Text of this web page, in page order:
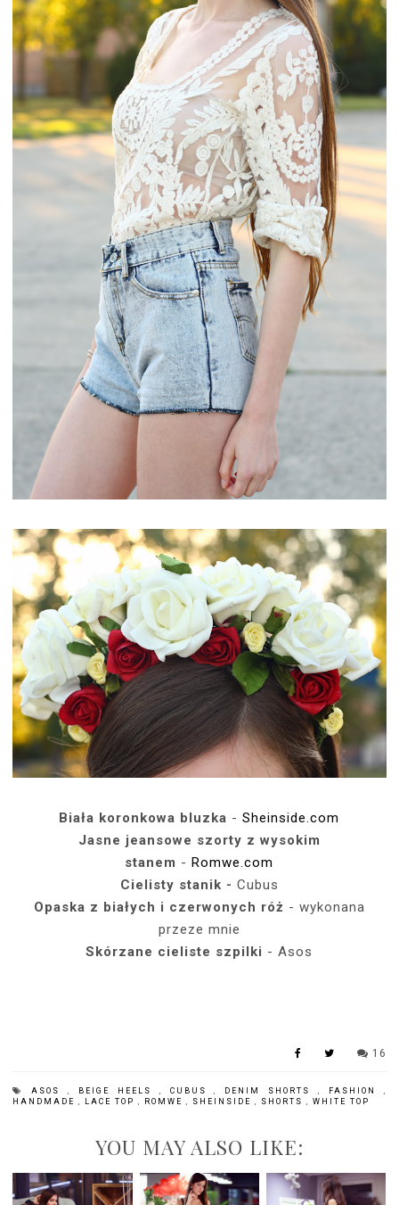
Biała koronkowa bluzka -Sheinside.com
Jasne jeansowe szorty z wysokim
stanem -Romwe.com
Cielisty stanik - Cubus
Opaska z białych i czerwonych róż - wykonana
przeze mnie
Skórzane cieliste szpilki - Asos
16
ASOS BEIGE HEELS CUBUS DENIM SHORTS FASHION
HANDMADE
LACE TOP ROMWE SHEINSIDE SHORTS ,WHITE TOP
YOU MAY ALSO LIKE: